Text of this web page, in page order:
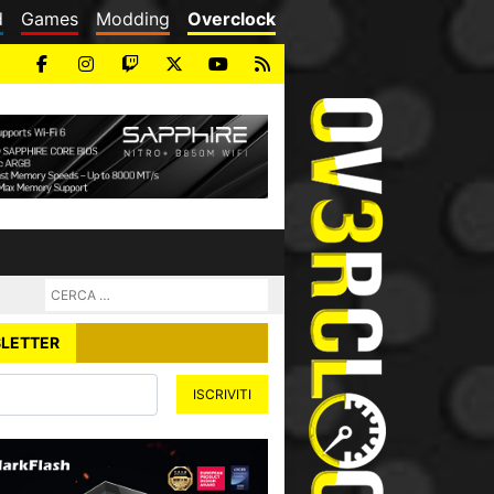
Games Modding Overclock
ISCRIVITI